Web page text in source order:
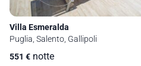
Villa Esmeralda
Puglia, Salento, Gallipoli
551 € notte